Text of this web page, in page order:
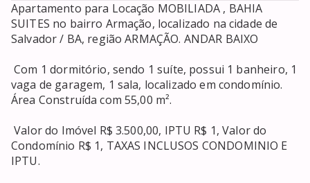
Apartamento para Locação MOBILIADA , BAHIA
SUITES no bairro Armação, localizado na cidade de
Salvador / BA, região ARMAÇÃO. ANDAR BAIXO
Com 1 dormitório, sendo 1 suíte, possui 1 banheiro, 1
vaga de garagem, 1 sala, localizado em condomínio.
Área Construída com 55,00 m².
Valor do Imóvel R$ 3.500,00, IPTU R$ 1, Valor do
Condomínio R$ 1, TAXAS INCLUSOS CONDOMINIO E
IPTU.